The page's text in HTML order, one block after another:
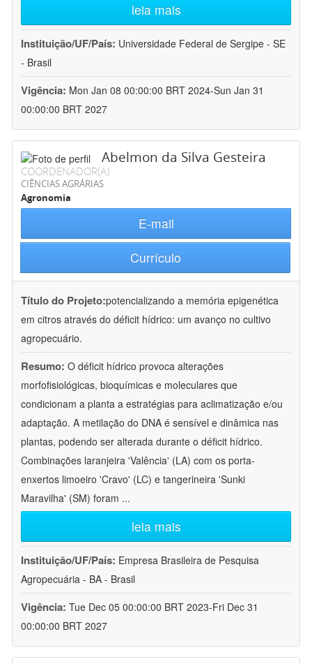
leia mais
Instituição/UF/País: Universidade Federal de Sergipe - SE
- Brasil
Vigência: Mon Jan 08 00:00:00 BRT 2024-Sun Jan 31
00:00:00 BRT 2027
Abelmon da Silva Gesteira
COORDENADOR(A)
CIÊNCIAS AGRÁRIAS
Agronomia
E-mail
Currículo
Título do Projeto:potencializando a memória epigenética
em citros através do déficit hídrico: um avanço no cultivo
agropecuário.
Resumo: O déficit hídrico provoca alterações
morfofisiológicas, bioquímicas e moleculares que
condicionam a planta a estratégias para aclimatização e/ou
adaptação. A metilação do DNA é sensível e dinâmica nas
plantas, podendo ser alterada durante o déficit hídrico.
Combinações laranjeira 'Valência' (LA) com os porta-
enxertos limoeiro 'Cravo' (LC) e tangerineira 'Sunki
Maravilha' (SM) foram ...
leia mais
Instituição/UF/País: Empresa Brasileira de Pesquisa
Agropecuária - BA - Brasil
Vigência: Tue Dec 05 00:00:00 BRT 2023-Fri Dec 31
00:00:00 BRT 2027